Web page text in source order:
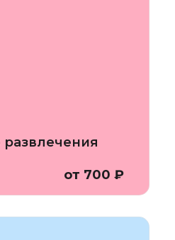
от 700 ₽